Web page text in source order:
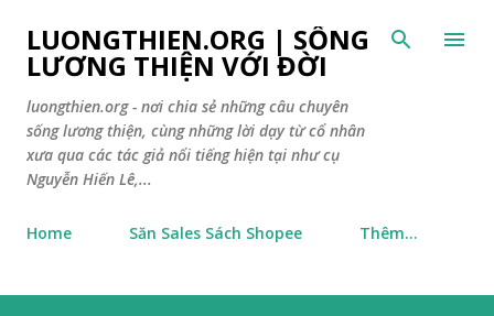
Chuyển đến nội dung chính
LUONGTHIEN.ORG | SỐNG
LƯƠNG THIỆN VỚI ĐỜI
luongthien.org - nơi chia sẻ những câu chuyên
sống lương thiện, cùng những lời dạy từ cổ nhân
xưa qua các tác giả nổi tiếng hiện tại như cụ
Nguyễn Hiến Lê,...
Home Săn Sales Sách Shopee Thêm…